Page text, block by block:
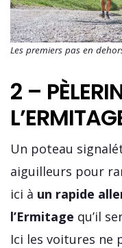
Les premiers pas en
2 –
Un poteau
aiguilleurs pour
ici à un rapide
l’Ermitage qu’il
Ici les voitures ne